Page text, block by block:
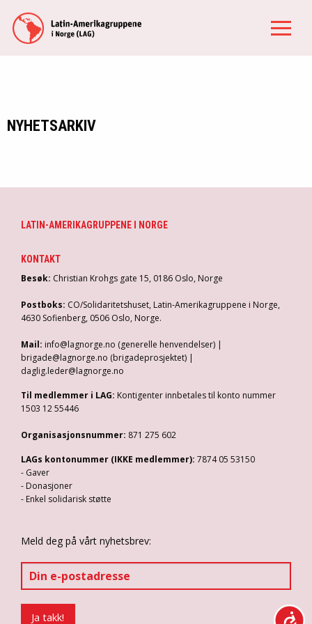
NYHETSARKIV
LATIN-AMERIKAGRUPPENE I NORGE
KONTAKT
Besøk: Christian Krohgs gate 15, 0186 Oslo, Norge
Postboks: CO/Solidaritetshuset, Latin-Amerikagruppene i Norge,
4630 Sofienberg, 0506 Oslo, Norge.
Mail: info@lagnorge.no (generelle henvendelser) |
brigade@lagnorge.no (brigadeprosjektet) |
daglig.leder@lagnorge.no
Til medlemmer i LAG: Kontigenter innbetales til konto nummer
1503 12 55446
Organisasjonsnummer: 871 275 602
LAGs kontonummer (IKKE medlemmer): 7874 05 53150
- Gaver
- Donasjoner
- Enkel solidarisk støtte
Meld deg på vårt nyhetsbrev: